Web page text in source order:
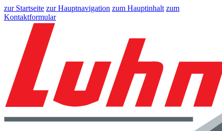
zur Startseite zur Hauptnavigation zum Hauptinhalt zum
Kontaktformular